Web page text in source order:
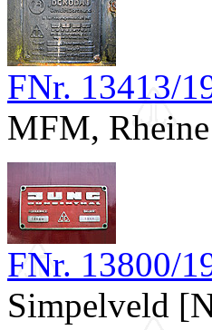
FNr. 13413/
MFM, Rheine
FNr. 13800/
Simpelveld